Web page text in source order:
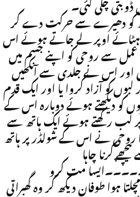
ڈوبتی چلی گئی۔
کو دھیرے سے حرکت دے کر
ہٹائے اوپر لے جاتے ہوئے اس
سے روحی کو اپنے جسم میں
اور اس نے جلدی سے آنکھیں
کو آزاد کروا یا اور ایک قدم
کو دیکھتے ہوئے دوبارہ اس کے
لب رکھتے ہوئے ایک ہاتھ سے
روحی نے اس کے شولڈر پر ہاتھ
کرنا چاہا
مت کرو
ہوا طوفان دیکھ کر وہ گھبراتی